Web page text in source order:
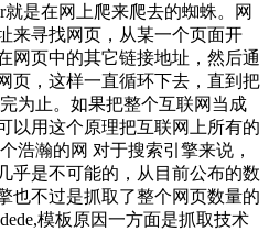
是在网上爬来爬去的蜘蛛。网
来寻找网页，从某一个页面开
网页中的其它链接地址，然后通
页，这样一直循环下去，直到把
为止。如果把整个互联网当成
以用这个原理把互联网上所有的
浩瀚的网 对于搜索引擎来说，
乎是不可能的，从目前公布的数
也不过是抓取了整个网页数量的
模板原因一方面是抓取技术